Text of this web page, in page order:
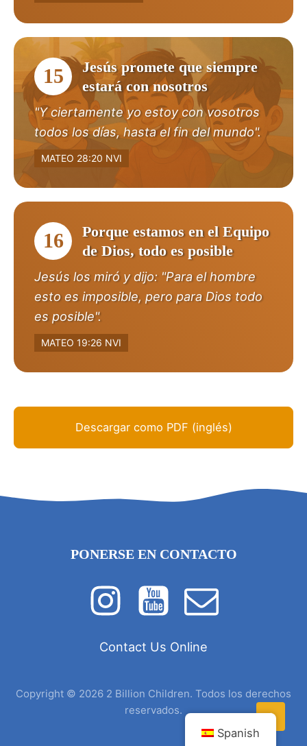
15
Jesús promete que siempre
estará con nosotros
"Y ciertamente yo estoy con vosotros
todos los días, hasta el fin del mundo".
MATEO 28:20 NVI
16
Porque estamos en el Equipo
de Dios, todo es posible
Jesús los miró y dijo: "Para el hombre
esto es imposible, pero para Dios todo
es posible".
MATEO 19:26 NVI
Descargar como PDF (inglés)
PONERSE EN CONTACTO
Contact Us Online
Copyright © 2026 2 Billion Children. Todos los derechos
reservados.
Spanish